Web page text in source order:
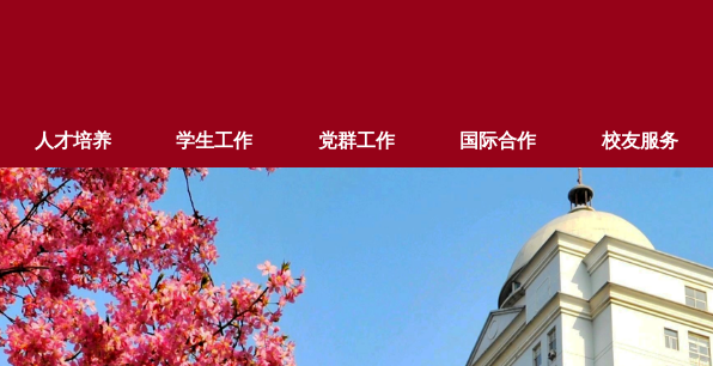
人才培养 学生工作 党群工作 国际合作 校友服务